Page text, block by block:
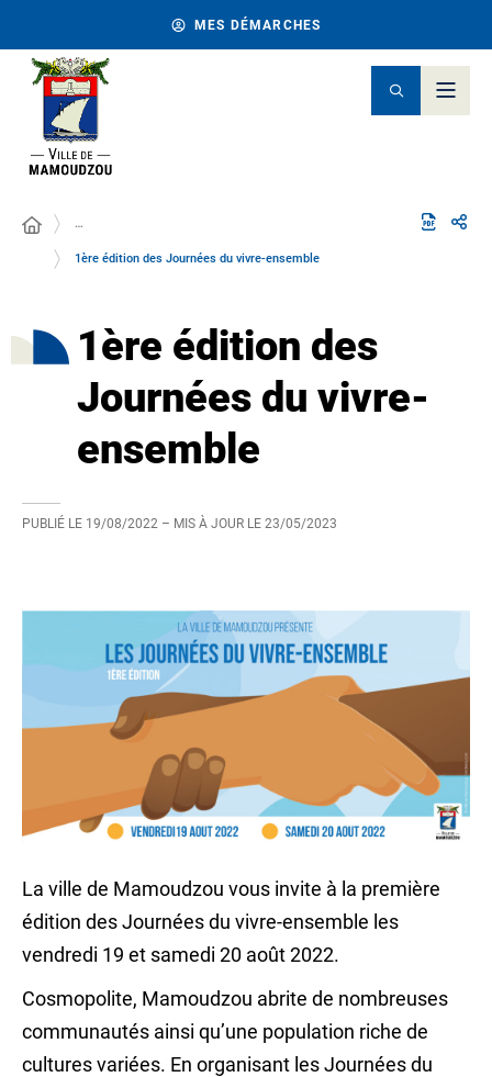
MES DÉMARCHES
…
1ère édition des Journées du vivre-ensemble
1ère édition des
Journées du vivre-
ensemble
PUBLIÉ LE 19/08/2022 – MIS À JOUR LE 23/05/2023
La ville de Mamoudzou vous invite à la première
édition des Journées du vivre-ensemble les
vendredi 19 et samedi 20 août 2022.
Cosmopolite, Mamoudzou abrite de nombreuses
communautés ainsi qu’une population riche de
cultures variées. En organisant les Journées du